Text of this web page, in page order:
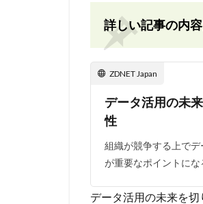
詳しい記事の内
ZDNET Japan
データ活用の未
性
組織が競争する上で
が重要なポイントに
データ活用の未来を